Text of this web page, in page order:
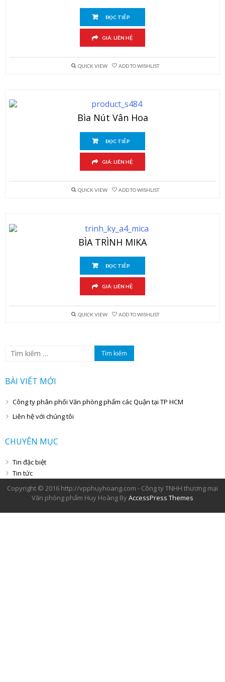
ĐỌC TIẾP
GIÁ: LIÊN HỆ
QUICK VIEW ADD TO WISHLIST
Bìa Nút Vân Hoa
ĐỌC TIẾP
GIÁ: LIÊN HỆ
QUICK VIEW ADD TO WISHLIST
BÌA TRÌNH MIKA
ĐỌC TIẾP
GIÁ: LIÊN HỆ
QUICK VIEW ADD TO WISHLIST
Tìm
kiếm
BÀI VIẾT MỚI
Công ty phân phối Văn phòng phẩm các Quận tại TP HCM
Liên hệ với chúng tôi
CHUYÊN MỤC
Tin đặc biệt
Tin tức
Copyright © 2016 http://vpphuyhoang.com - Công ty TNHH thương mại
Văn phòng phẩm Huy Hoàng ByAccessPress Themes